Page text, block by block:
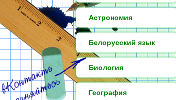
Астрономия
Белорусский язык
Биология
География